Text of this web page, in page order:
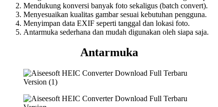
Mendukung konversi banyak foto sekaligus (batch convert).
Menyesuaikan kualitas gambar sesuai kebutuhan pengguna.
Menyimpan data EXIF seperti tanggal dan lokasi foto.
Antarmuka sederhana dan mudah digunakan oleh siapa saja.
Antarmuka